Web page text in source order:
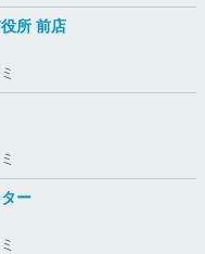
所 前店
ー